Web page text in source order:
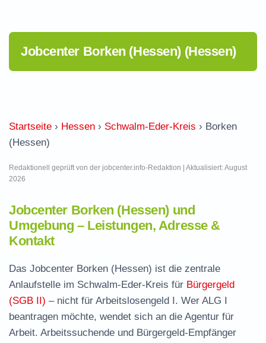
Jobcenter Borken (Hessen) (Hessen)
Startseite › Hessen › Schwalm-Eder-Kreis › Borken
(Hessen)
Redaktionell geprüft von der jobcenter.info-Redaktion | Aktualisiert: August
2026
Jobcenter Borken (Hessen) und
Umgebung – Leistungen, Adresse &
Kontakt
Das Jobcenter Borken (Hessen) ist die zentrale
Anlaufstelle im Schwalm-Eder-Kreis für Bürgergeld
(SGB II) – nicht für Arbeitslosengeld I. Wer ALG I
beantragen möchte, wendet sich an die Agentur für
Arbeit. Arbeitssuchende und Bürgergeld-Empfänger